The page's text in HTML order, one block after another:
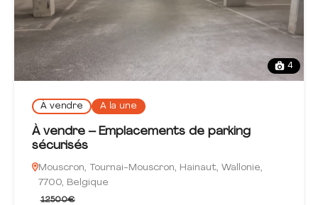
4
À vendre A la une
À vendre – Emplacements de parking
sécurisés
Mouscron, Tournai-Mouscron, Hainaut, Wallonie,
7700, Belgique
12500€